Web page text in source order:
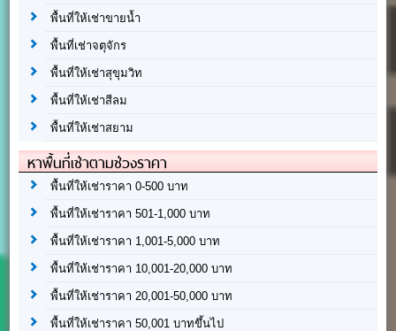
พื้นที่ให้เช่าขายน้ำ
พื้นที่เช่าจตุจักร
พื้นที่ให้เช่าสุขุมวิท
พื้นที่ให้เช่าสีลม
พื้นที่ให้เช่าสยาม
หาพื้นที่เช่าตามช่วงราคา
พื้นที่ให้เช่าราคา 0-500 บาท
พื้นที่ให้เช่าราคา 501-1,000 บาท
พื้นที่ให้เช่าราคา 1,001-5,000 บาท
พื้นที่ให้เช่าราคา 10,001-20,000 บาท
พื้นที่ให้เช่าราคา 20,001-50,000 บาท
พื้นที่ให้เช่าราคา 50,001 บาทขึ้นไป